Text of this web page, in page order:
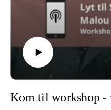
Et inspirerende afsnit om
ved at kunne selv. Se vores
Kom til workshop